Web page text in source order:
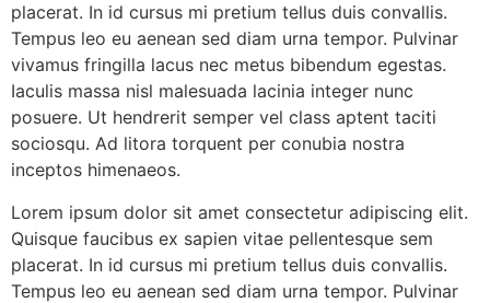
placerat. In id cursus mi pretium tellus duis convallis.
Tempus leo eu aenean sed diam urna tempor. Pulvinar
vivamus fringilla lacus nec metus bibendum egestas.
Iaculis massa nisl malesuada lacinia integer nunc
posuere. Ut hendrerit semper vel class aptent taciti
sociosqu. Ad litora torquent per conubia nostra
inceptos himenaeos.
Lorem ipsum dolor sit amet consectetur adipiscing elit.
Quisque faucibus ex sapien vitae pellentesque sem
placerat. In id cursus mi pretium tellus duis convallis.
Tempus leo eu aenean sed diam urna tempor. Pulvinar